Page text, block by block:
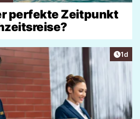
perfekte Zeitpunkt
1d